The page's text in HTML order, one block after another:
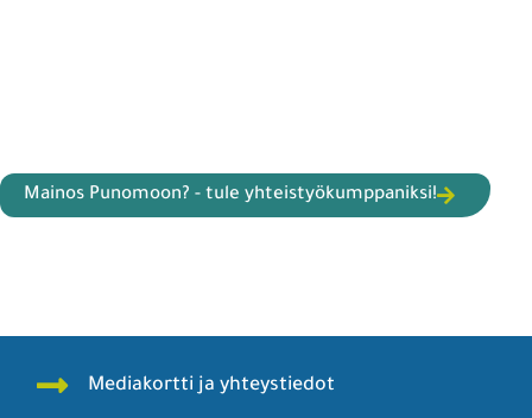
Mainos Punomoon? - tule yhteistyökumppaniksi!
Mediakortti ja yhteystiedot